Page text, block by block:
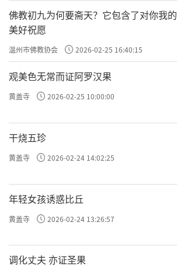
佛教初九为何要斋天？它包含了对你我的
美好祝愿
温州市佛教协会 2026-02-25 16:40:15
观美色无常而证阿罗汉果
黄盖寺 2026-02-25 10:00:00
干烧五珍
黄盖寺 2026-02-24 14:02:25
年轻女孩诱惑比丘
黄盖寺 2026-02-24 13:26:57
调化丈夫 亦证圣果